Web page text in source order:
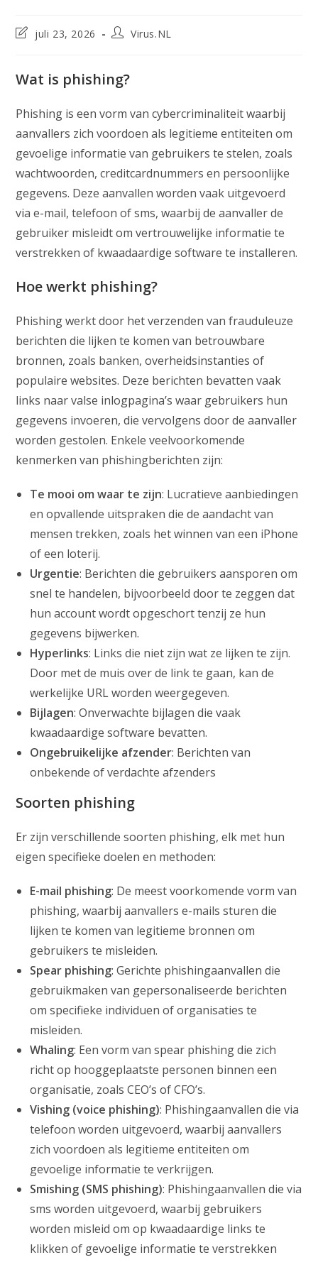
Laatste
bericht:
juli 23, 2026
BerichtVirus.NL
Wat is phishing?
Phishing is een vorm van cybercriminaliteit waarbij
aanvallers zich voordoen als legitieme entiteiten om
gevoelige informatie van gebruikers te stelen, zoals
wachtwoorden, creditcardnummers en persoonlijke
gegevens. Deze aanvallen worden vaak uitgevoerd
via e-mail, telefoon of sms, waarbij de aanvaller de
gebruiker misleidt om vertrouwelijke informatie te
verstrekken of kwaadaardige software te installeren.
Hoe werkt phishing?
Phishing werkt door het verzenden van frauduleuze
berichten die lijken te komen van betrouwbare
bronnen, zoals banken, overheidsinstanties of
populaire websites. Deze berichten bevatten vaak
links naar valse inlogpagina’s waar gebruikers hun
gegevens invoeren, die vervolgens door de aanvaller
worden gestolen. Enkele veelvoorkomende
kenmerken van phishingberichten zijn:
Te mooi om waar te zijn: Lucratieve aanbiedingen
en opvallende uitspraken die de aandacht van
mensen trekken, zoals het winnen van een iPhone
of een loterij.
Urgentie: Berichten die gebruikers aansporen om
snel te handelen, bijvoorbeeld door te zeggen dat
hun account wordt opgeschort tenzij ze hun
gegevens bijwerken.
Hyperlinks: Links die niet zijn wat ze lijken te zijn.
Door met de muis over de link te gaan, kan de
werkelijke URL worden weergegeven.
Bijlagen: Onverwachte bijlagen die vaak
kwaadaardige software bevatten.
Ongebruikelijke afzender: Berichten van
onbekende of verdachte afzenders
Soorten phishing
Er zijn verschillende soorten phishing, elk met hun
eigen specifieke doelen en methoden:
E-mail phishing: De meest voorkomende vorm van
phishing, waarbij aanvallers e-mails sturen die
lijken te komen van legitieme bronnen om
gebruikers te misleiden.
Spear phishing: Gerichte phishingaanvallen die
gebruikmaken van gepersonaliseerde berichten
om specifieke individuen of organisaties te
misleiden.
Whaling: Een vorm van spear phishing die zich
richt op hooggeplaatste personen binnen een
organisatie, zoals CEO’s of CFO’s.
Vishing (voice phishing): Phishingaanvallen die via
telefoon worden uitgevoerd, waarbij aanvallers
zich voordoen als legitieme entiteiten om
gevoelige informatie te verkrijgen.
Smishing (SMS phishing): Phishingaanvallen die via
sms worden uitgevoerd, waarbij gebruikers
worden misleid om op kwaadaardige links te
klikken of gevoelige informatie te verstrekken